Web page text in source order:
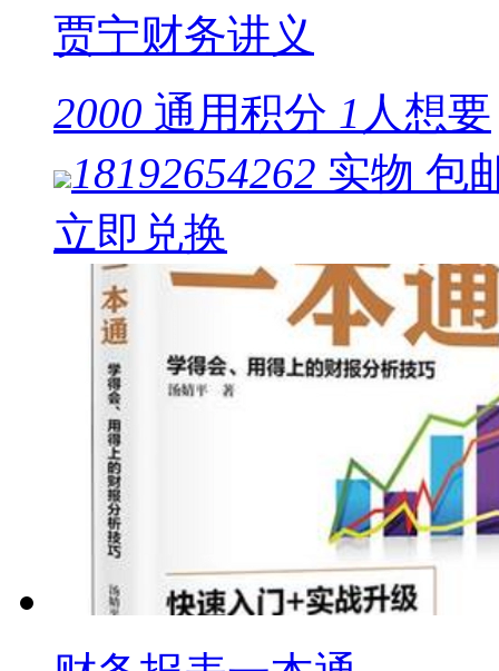
贾宁财务讲义
2000 通用积分 1 人想要
18192654262 实物 包
立即兑换